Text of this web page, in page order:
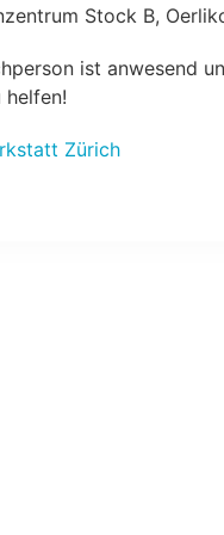
Stock B,
ist anwesend
helfen!
Zürich